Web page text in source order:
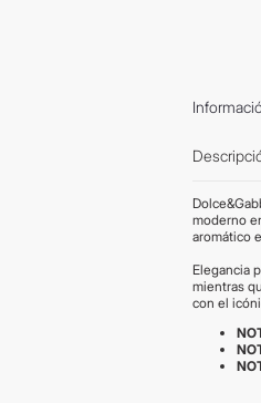
moderno
aromático
Elegancia
mientras
con el